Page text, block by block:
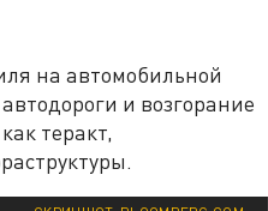
на автомобильной
и возгорание
теракт,